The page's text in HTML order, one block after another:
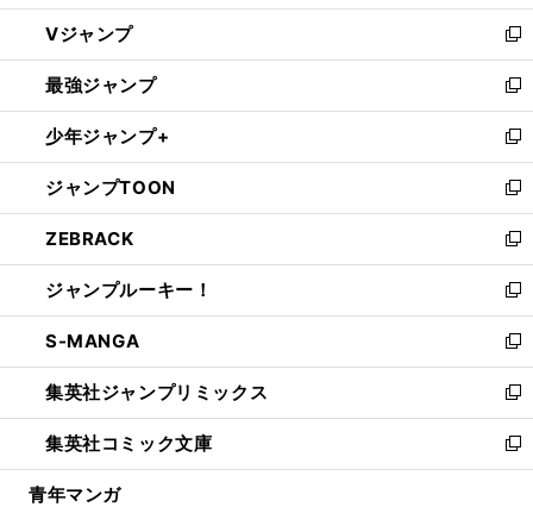
ウ
ィ
ン
ド
ウ
で
開
く
し
い
ウ
ィ
ン
ド
ウ
で
開
く
Vジャンプ
新
し
い
ウ
ィ
ン
ド
ウ
で
開
く
最強ジャンプ
新
し
い
ウ
ィ
ン
ド
ウ
で
開
く
少年ジャンプ+
新
し
い
ウ
ィ
ン
ド
ウ
で
開
く
ジャンプTOON
新
し
い
ウ
ィ
ン
ド
ウ
で
開
く
ZEBRACK
新
し
い
ウ
ィ
ン
ド
ウ
で
開
ジャンプルーキー！
新
し
い
ウ
ィ
ン
ド
ウ
S-MANGA
新
し
い
ウ
ィ
ン
集英社ジャンプリミックス
新
し
い
ウ
集英社コミック文庫
新
し
青年マンガ